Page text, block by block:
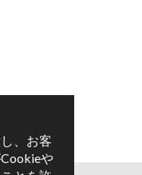
、お客
や